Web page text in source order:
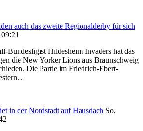
auch das zweite Regionalderby für sich
Bundesligist Hildesheim Invaders hat das
die New Yorker Lions aus Braunschweig
Die Partie im Friedrich-Ebert-
in der Nordstadt auf Hausdach So,